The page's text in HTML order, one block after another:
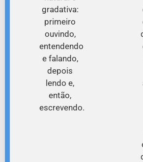
gradativa:
primeiro
ouvindo,
entendendo
e falando,
depois
lendo e,
então,
escrevendo.